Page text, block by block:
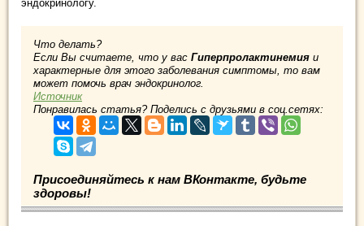
эндокринологу.
Что делать?
Если Вы считаете, что у вас Гиперпролактинемия и
характерные для этого заболевания симптомы, то вам
может помочь врач эндокринолог.
Источник
Понравилась статья? Поделись с друзьями в соц.сетях:
Присоединяйтесь к нам ВКонтакте, будьте
здоровы!